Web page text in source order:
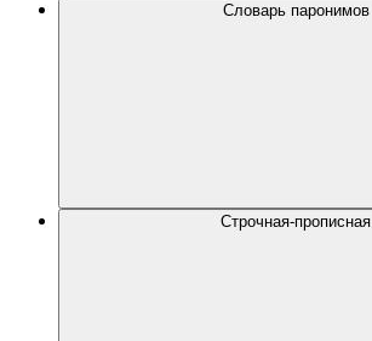
Словарь паронимов
Строчная-прописная